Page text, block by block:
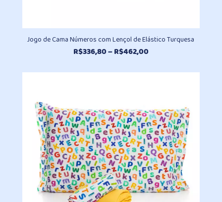
Jogo de Cama Números com Lençol de Elástico Turquesa
R$336,80–R$462,00Faixa
preço:
R$462,00